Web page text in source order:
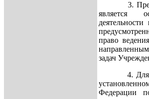
3.
является
право
задач
4. Для
Федерации